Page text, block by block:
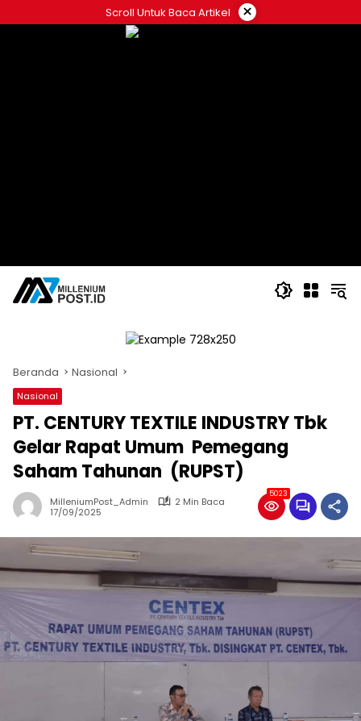
ke
Scroll Untuk Baca Artikel ×
Beranda Nasional
Nasional
PT. CENTURY TEXTILE INDUSTRY Tbk
Gelar Rapat Umum Pemegang
Saham Tahunan (RUPST)
MilleniumPost_Admin
2 Min Baca
17/09/2025
5023